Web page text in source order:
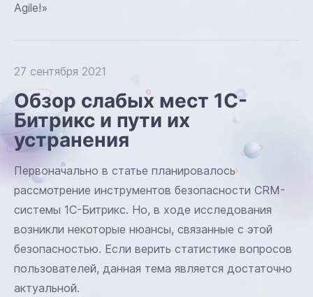
Agile!»
27 сентября 2021
Обзор слабых мест 1С-
Битрикс и пути их
устранения
Первоначально в статье планировалось
рассмотрение инструментов безопасности CRM-
системы 1С-Битрикс. Но, в ходе исследования
возникли некоторые нюансы, связанные с этой
безопасностью. Если верить статистике вопросов
пользователей, данная тема является достаточно
актуальной.